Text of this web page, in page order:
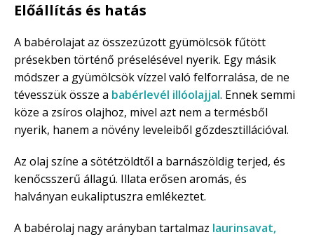
Előállítás és hatás
A babérolajat az összezúzott gyümölcsök fűtött
présekben történő préselésével nyerik. Egy másik
módszer a gyümölcsök vízzel való felforralása, de ne
tévesszük össze a babérlevél illóolajjal. Ennek semmi
köze a zsíros olajhoz, mivel azt nem a termésből
nyerik, hanem a növény leveleiből gőzdesztillációval.
Az olaj színe a sötétzöldtől a barnászöldig terjed, és
kenőcsszerű állagú. Illata erősen aromás, és
halványan eukaliptuszra emlékeztet.
A babérolaj nagy arányban tartalmaz laurinsavat,